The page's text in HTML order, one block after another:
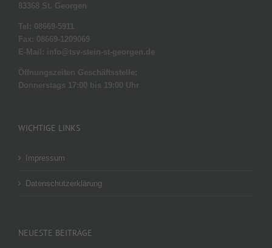
83368 St. Georgen
Tel: 08669-5911
Fax: 08669-1209069
E-Mail: info@tsv-stein-st-georgen.de
Öffnungszeiten Geschäftsstelle:
Donnerstags 17:00 bis 19:00 Uhr
WICHTIGE LINKS
Impressum
Datenschutzerklärung
NEUESTE BEITRÄGE